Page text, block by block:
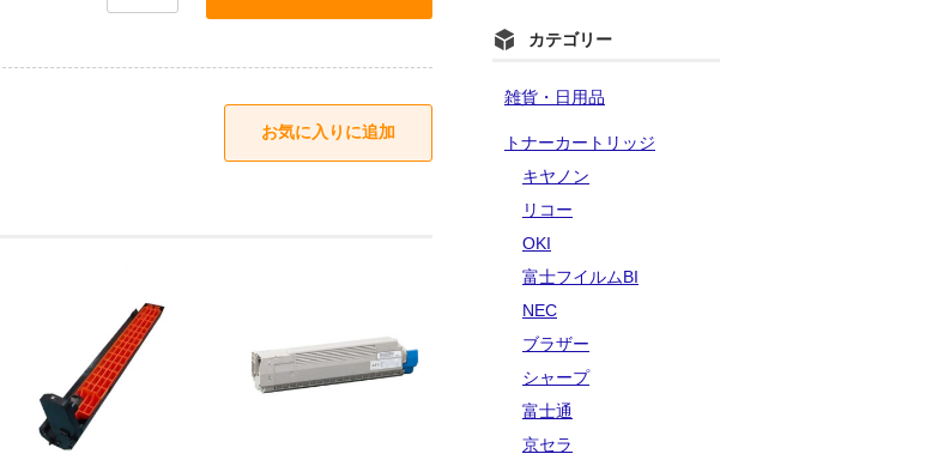
カテゴリー
雑貨・日用品
トナーカートリッジ
キヤノン
リコー
OKI
富士フイルムBI
NEC
ブラザー
シャープ
富士通
京セラ